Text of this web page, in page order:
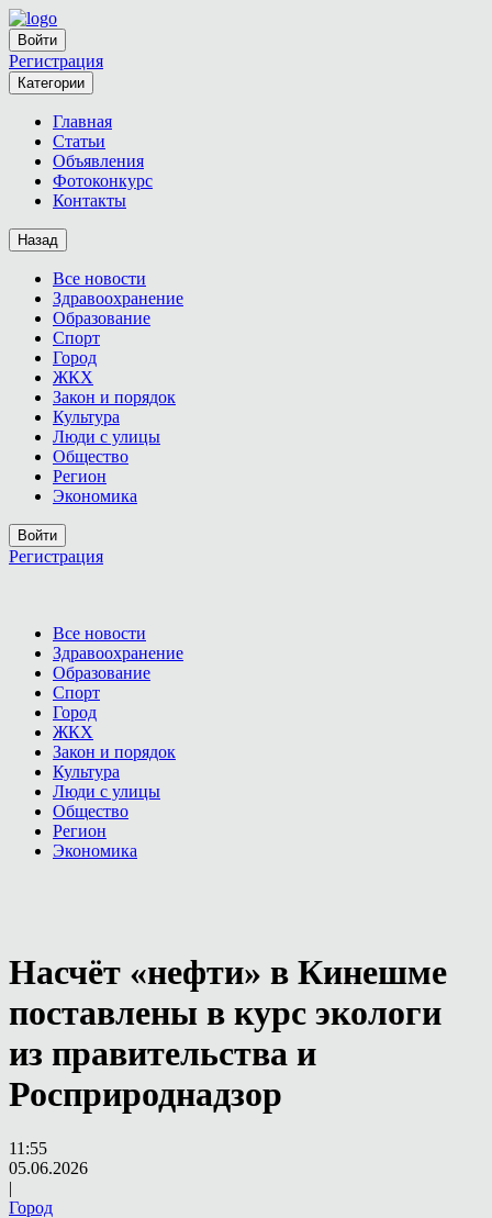
Войти
Регистрация
Категории
Главная
Статьи
Объявления
Фотоконкурс
Контакты
Назад
Все новости
Здравоохранение
Образование
Спорт
Город
ЖКХ
Закон и порядок
Культура
Люди с улицы
Общество
Регион
Экономика
Войти
Регистрация
Все новости
Здравоохранение
Образование
Спорт
Город
ЖКХ
Закон и порядок
Культура
Люди с улицы
Общество
Регион
Экономика
Насчёт «нефти» в Кинешме
поставлены в курс экологи
из правительства и
Росприроднадзор
11:55
05.06.2026
|
Город